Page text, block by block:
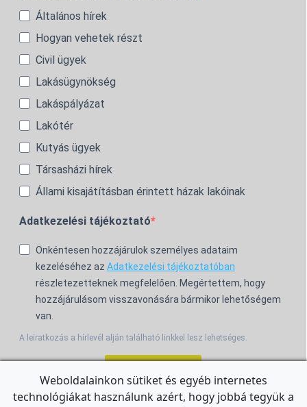
Általános hírek
Hogyan vehetek részt
Civil ügyek
Lakásügynökség
Lakáspályázat
Lakótér
Kutyás ügyek
Társasházi hírek
Állami kisajátításban érintett házak lakóinak
Adatkezelési tájékoztató
Önkéntesen hozzájárulok személyes adataim
kezeléséhez az Adatkezelési tájékoztatóban
részletezetteknek megfelelően. Megértettem, hogy
hozzájárulásom visszavonására bármikor lehetőségem
van.
A leiratkozás a hírlevél alján található linkkel lesz lehetséges.
Weboldalainkon sütiket és egyéb internetes
technológiákat használunk azért, hogy jobbá tegyük a